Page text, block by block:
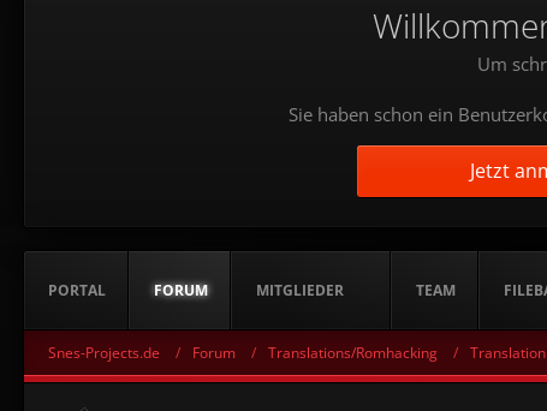
Um
Sie haben schon ein
Jetzt
PORTAL FORUM MITGLIEDER TEAM
Snes-Projects.de Forum Translations/Romhacking